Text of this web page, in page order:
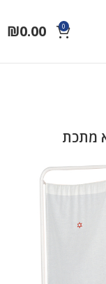
0
₪0.00
מתכת